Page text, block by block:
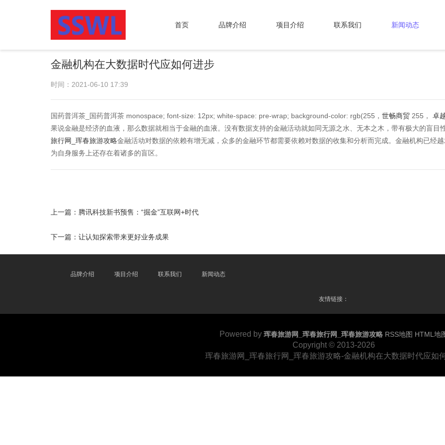
首页 品牌介绍 项目介绍 联系我们 新闻动态
金融机构在大数据时代应如何进步
时间：2021-06-10 17:39
国药普洱茶_国药普洱茶 monospace; font-size: 12px; white-space: pre-wrap; background-color: rgb(255， 世畅商贸 255， 卓
果说金融是经济的血液，那么数据就相当于金融的血液。没有数据支持的金融活动就如同无源之水、无本之木，带有极大的盲目
旅行网_珲春旅游攻略金融活动对数据的依赖有增无减，众多的金融环节都需要依赖对数据的收集和分析而完成。金融机构已经
为自身服务上还存在着诸多的盲区。
上一篇： 腾讯科技新书预售：“掘金”互联网+时代
下一篇： 让认知探索带来更好业务成果
品牌介绍 项目介绍 联系我们 新闻动态
友情链接：
Powered by 珲春旅游网_珲春旅行网_珲春旅游攻略 RSS地图 HTML地
Copyright © 2013-2026
珲春旅游网_珲春旅行网_珲春旅游攻略-金融机构在大数据时代应如